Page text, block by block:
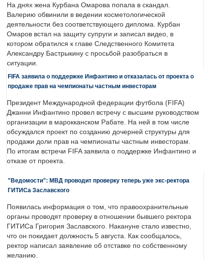
На днях жена Курбана Омарова попала в скандал.
Валерию обвинили в ведении косметологической
деятельности без соответствующего диплома. Курбан
Омаров встал на защиту супруги и записал видео, в
котором обратился к главе Следственного Комитета
Александру Бастрыкину с просьбой разобраться в
ситуации.
FIFA заявила о поддержке Инфантино и отказалась от проекта о
продаже прав на чемпионаты частным инвесторам
Президент Международной федерации футбола (FIFA)
Джанни Инфантино провел встречу с высшим руководством
организации в марокканском Рабате. На ней в том числе
обсуждался проект по созданию дочерней структуры для
продажи доли прав на чемпионаты частным инвесторам.
По итогам встречи FIFA заявила о поддержке Инфантино и
отказе от проекта.
"Ведомости": МВД проводит проверку теперь уже экс-ректора
ГИТИСа Заславского
Появилась информация о том, что правоохранительные
органы проводят проверку в отношении бывшего ректора
ГИТИСа Григория Заславского. Накануне стало известно,
что он покидает должность 5 августа. Как сообщалось,
ректор написал заявление об отставке по собственному
желанию.